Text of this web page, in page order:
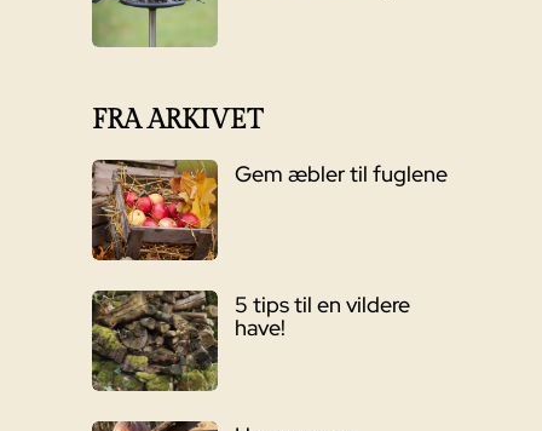
FRA ARKIVET
Gem æbler til fuglene
5 tips til en vildere
have!